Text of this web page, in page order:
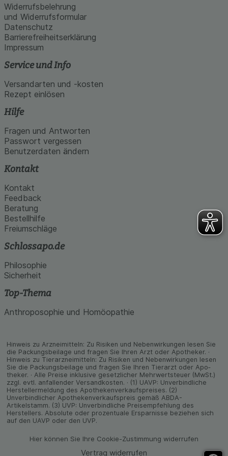
Widerrufsbelehrung
und Widerrufsformular
Datenschutz
Barrierefreiheitserklärung
Impressum
Service und Info
Versandarten und -kosten
Rezept einlösen
Hilfe
Fragen und Antworten
Passwort vergessen
Benutzerdaten ändern
Kontakt
Kontakt
Feedback
Beratung
Bestellhilfe
Freiumschläge
Schlossapo.de
Philosophie
Sicherheit
Top-Thema
Anthroposophie und Homöopathie
Hinweis zu Arzneimitteln: Zu Risiken und Neben­wirkungen lesen Sie
die Packungs­beilage und fragen Sie Ihren Arzt oder Apo­theker. ·
Hinweis zu Tier­arz­nei­mitteln: Zu Risiken und Neben­wirkungen lesen
Sie die Packungs­beilage und fragen Sie Ihren Tier­arzt oder Apo­
theker. · Alle Preise inklusive gesetz­licher Mehrwertsteuer (MwSt.)
zzgl. evtl. anfallender Versand­kosten. · (1) UAVP: Unverbindliche
Herstellermeldung des Apothekenverkaufspreises. (2)
Unverbindlicher Apothekenverkaufspreis gemäß ABDA-
Artikelstamm. (3) UVP: Unverbindliche Preisempfehlung des
Herstellers. Absolute oder prozentuale Ersparnisse beziehen sich
auf den UAVP oder den UVP.
Hier können Sie Ihre Cookie-Zustimmung widerrufen
Vertrag widerrufen